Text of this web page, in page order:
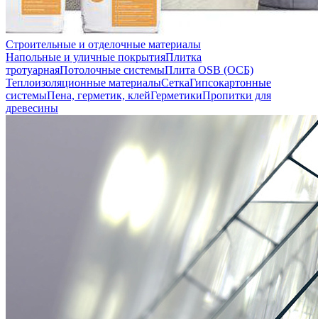
Строительные и отделочные материалы
Напольные и уличные покрытияПлитка
тротуарнаяПотолочные системыПлита OSB (ОСБ)
Теплоизоляционные материалыСеткаГипсокартонные
системыПена, герметик, клейГерметикиПропитки для
древесины